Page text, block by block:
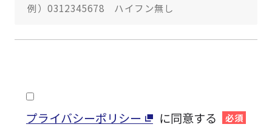
プライバシーポリシー に同意する 必須